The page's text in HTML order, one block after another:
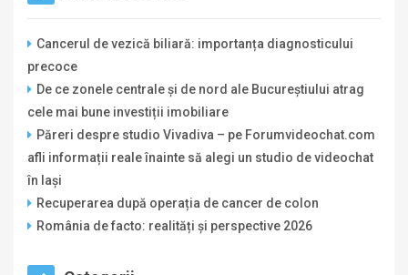
Cancerul de vezică biliară: importanța diagnosticului
precoce
De ce zonele centrale și de nord ale Bucureștiului atrag
cele mai bune investiții imobiliare
Păreri despre studio Vivadiva – pe Forumvideochat.com
afli informații reale înainte să alegi un studio de videochat
în Iași
Recuperarea după operația de cancer de colon
România de facto: realități și perspective 2026